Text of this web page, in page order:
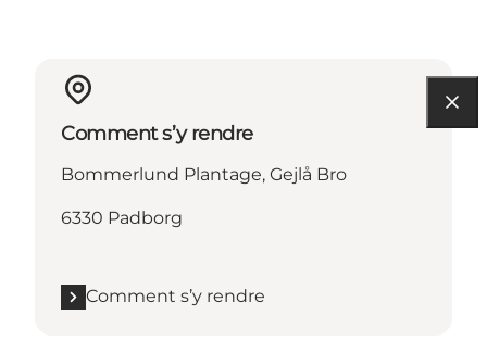
Comment s’y rendre
Bommerlund Plantage, Gejlå Bro
6330 Padborg
Comment s’y rendre